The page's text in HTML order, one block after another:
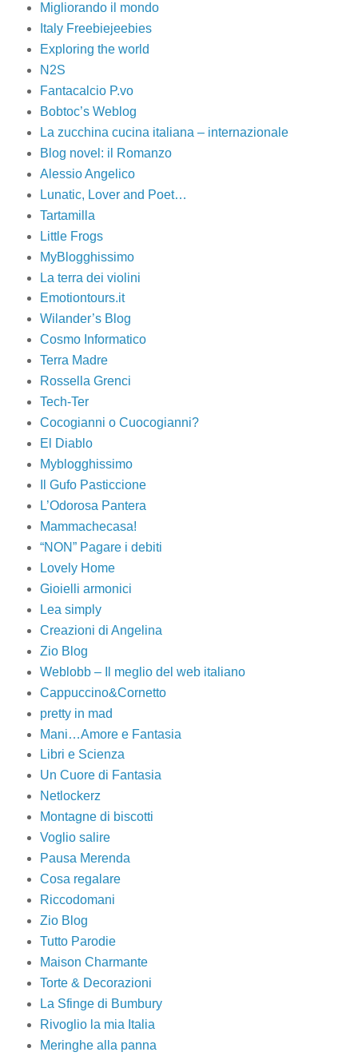
Migliorando il mondo
Italy Freebiejeebies
Exploring the world
N2S
Fantacalcio P.vo
Bobtoc’s Weblog
La zucchina cucina italiana – internazionale
Blog novel: il Romanzo
Alessio Angelico
Lunatic, Lover and Poet…
Tartamilla
Little Frogs
MyBlogghissimo
La terra dei violini
Emotiontours.it
Wilander’s Blog
Cosmo Informatico
Terra Madre
Rossella Grenci
Tech-Ter
Cocogianni o Cuocogianni?
El Diablo
Myblogghissimo
Il Gufo Pasticcione
L’Odorosa Pantera
Mammachecasa!
“NON” Pagare i debiti
Lovely Home
Gioielli armonici
Lea simply
Creazioni di Angelina
Zio Blog
Weblobb – Il meglio del web italiano
Cappuccino&Cornetto
pretty in mad
Mani…Amore e Fantasia
Libri e Scienza
Un Cuore di Fantasia
Netlockerz
Montagne di biscotti
Voglio salire
Pausa Merenda
Cosa regalare
Riccodomani
Zio Blog
Tutto Parodie
Maison Charmante
Torte & Decorazioni
La Sfinge di Bumbury
Rivoglio la mia Italia
Meringhe alla panna